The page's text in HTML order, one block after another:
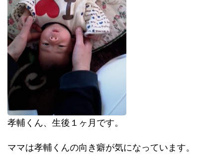
孝輔くん、生後１ヶ月です。
ママは孝輔くんの向き癖が気になっています。